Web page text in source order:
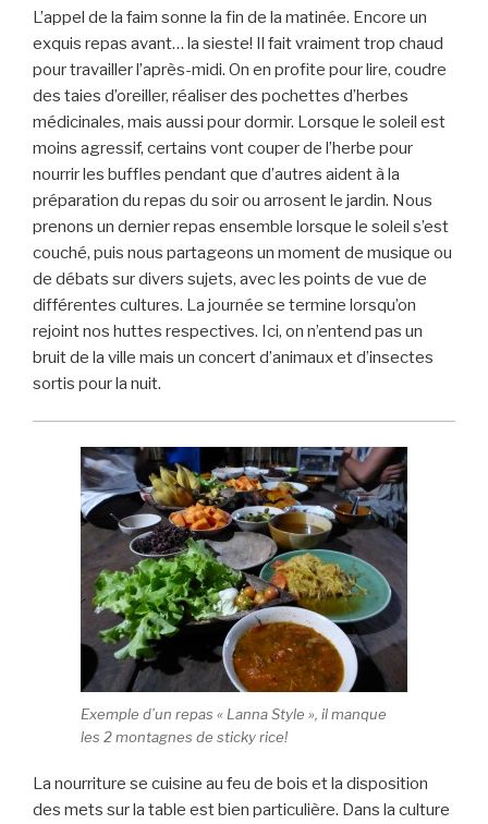
L’appel de la faim sonne la fin de la matinée. Encore un
exquis repas avant… la sieste! Il fait vraiment trop chaud
pour travailler l’après-midi. On en profite pour lire, coudre
des taies d’oreiller, réaliser des pochettes d’herbes
médicinales, mais aussi pour dormir. Lorsque le soleil est
moins agressif, certains vont couper de l’herbe pour
nourrir les buffles pendant que d’autres aident à la
préparation du repas du soir ou arrosent le jardin. Nous
prenons un dernier repas ensemble lorsque le soleil s’est
couché, puis nous partageons un moment de musique ou
de débats sur divers sujets, avec les points de vue de
différentes cultures. La journée se termine lorsqu’on
rejoint nos huttes respectives. Ici, on n’entend pas un
bruit de la ville mais un concert d’animaux et d’insectes
sortis pour la nuit.
Exemple d’un repas « Lanna Style », il manque
les 2 montagnes de sticky rice!
La nourriture se cuisine au feu de bois et la disposition
des mets sur la table est bien particulière. Dans la culture